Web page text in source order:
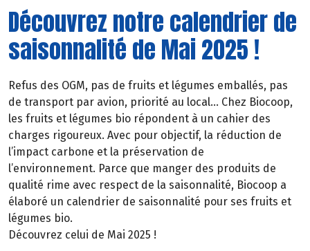
Découvrez notre calendrier de
saisonnalité de Mai 2025 !
Refus des OGM, pas de fruits et légumes emballés, pas
de transport par avion, priorité au local… Chez Biocoop,
les fruits et légumes bio répondent à un cahier des
charges rigoureux. Avec pour objectif, la réduction de
l’impact carbone et la préservation de
l’environnement. Parce que manger des produits de
qualité rime avec respect de la saisonnalité, Biocoop a
élaboré un calendrier de saisonnalité pour ses fruits et
légumes bio.
Découvrez celui de Mai 2025 !